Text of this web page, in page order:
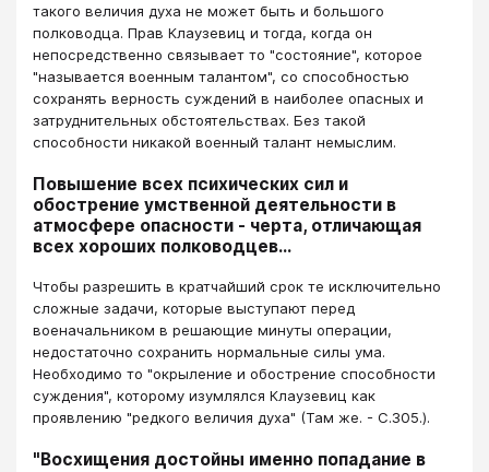
такого величия духа не может быть и большого
полководца. Прав Клаузевиц и тогда, когда он
непосредственно связывает то "состояние", которое
"называется военным талантом", со способностью
сохранять верность суждений в наиболее опасных и
затруднительных обстоятельствах. Без такой
способности никакой военный талант немыслим.
Повышение всех психических сил и
обострение умственной деятельности в
атмосфере опасности - черта, отличающая
всех хороших полководцев...
Чтобы разрешить в кратчайший срок те исключительно
сложные задачи, которые выступают перед
военачальником в решающие минуты операции,
недостаточно сохранить нормальные силы ума.
Необходимо то "окрыление и обострение способности
суждения", которому изумлялся Клаузевиц как
проявлению "редкого величия духа" (Там же. - С.305.).
"Восхищения достойны именно попадание в